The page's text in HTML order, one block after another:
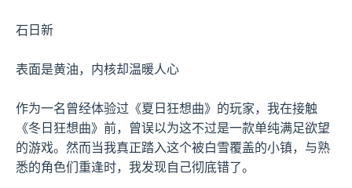
石日新
表面是黄油，内核却温暖人心
作为一名曾经体验过《夏日狂想曲》的玩家，我在接触
《冬日狂想曲》前，曾误以为这不过是一款​​单纯满足欲望
的游戏​​。然而当我真正踏入这个被白雪覆盖的小镇，与熟
悉的角色们重逢时，我发现自己彻底错了。